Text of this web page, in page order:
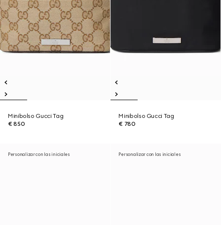
Minibolso Gucci Tag
€ 850
Minibolso Gucci Tag
€ 780
Personalizar con las iniciales Personalizar con las iniciales